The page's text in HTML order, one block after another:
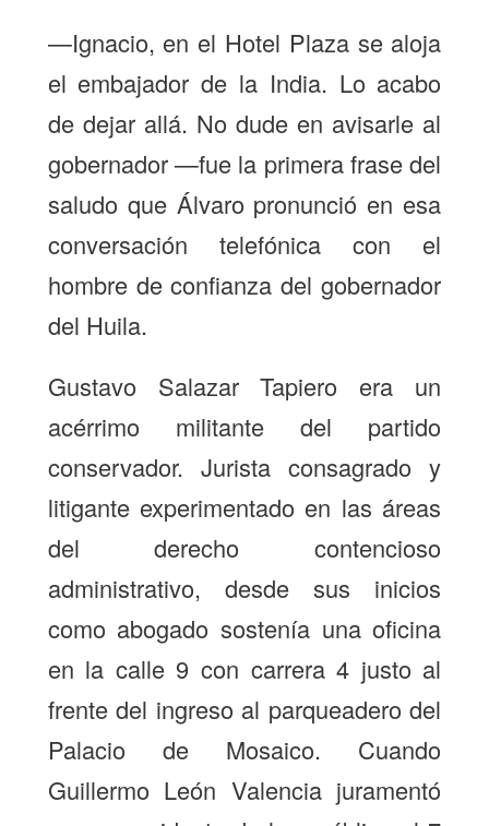
—Ignacio, en el Hotel Plaza se aloja
el embajador de la India. Lo acabo
de dejar allá. No dude en avisarle al
gobernador —fue la primera frase del
saludo que Álvaro pronunció en esa
conversación telefónica con el
hombre de confianza del gobernador
del Huila.
Gustavo Salazar Tapiero era un
acérrimo militante del partido
conservador. Jurista consagrado y
litigante experimentado en las áreas
del derecho contencioso
administrativo, desde sus inicios
como abogado sostenía una oficina
en la calle 9 con carrera 4 justo al
frente del ingreso al parqueadero del
Palacio de Mosaico. Cuando
Guillermo León Valencia juramentó